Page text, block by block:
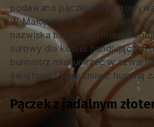
podawano pączki
W Małopolsce tłusty czwartek
nazwiska burmistrza miasta
surowy dla kobiet handlujących
burmistrz miał umrzeć w
świętować jego śmierć huczną
Pączek z jadalnym